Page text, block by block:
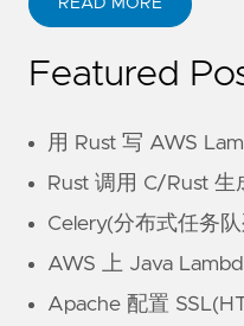
READ MORE
Featured
用 Rust 写 AWS
Rust 调用 C/Rust 生
Celery(分布式任务
AWS 上 Java
Apache 配置